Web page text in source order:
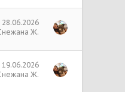
28.06.2026
Ж.
19.06.2026
Ж.